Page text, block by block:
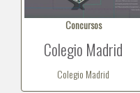
Concursos
Colegio Madrid
Colegio Madrid